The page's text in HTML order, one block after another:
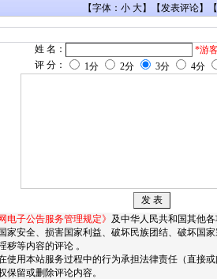
【字体：小 大】【发表评论】【
姓 名：
*游
评 分：
1分 2分 3分 4分
电子公告服务管理规定》 及中华人民共和国其他
家安全、损害国家利益、破坏民族团结、破坏国
秽等内容的评论 。
使用本站服务过程中的行为承担法律责任（直接
保留或删除评论内容。